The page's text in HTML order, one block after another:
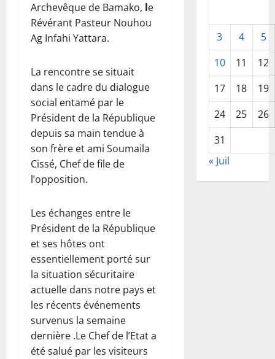
Archevêque de Bamako, le
Révérant Pasteur Nouhou
Ag Infahi Yattara.
La rencontre se situait
dans le cadre du dialogue
social entamé par le
Président de la République
depuis sa main tendue à
son frère et ami Soumaila
Cissé, Chef de file de
l’opposition.
Les échanges entre le
Président de la République
et ses hôtes ont
essentiellement porté sur
la situation sécuritaire
actuelle dans notre pays et
les récents événements
survenus la semaine
dernière .Le Chef de l’Etat a
été salué par les visiteurs
3 4
5
10
11
12
17
18
19
24
25
26
31
« Juil